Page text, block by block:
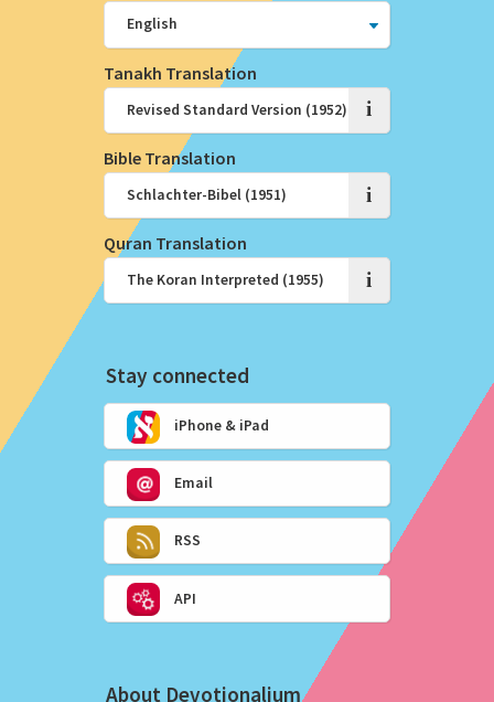
Tanakh Translation
i
Bible Translation
i
Quran Translation
i
Stay connected
iPhone & iPad
Email
RSS
API
About Devotionalium